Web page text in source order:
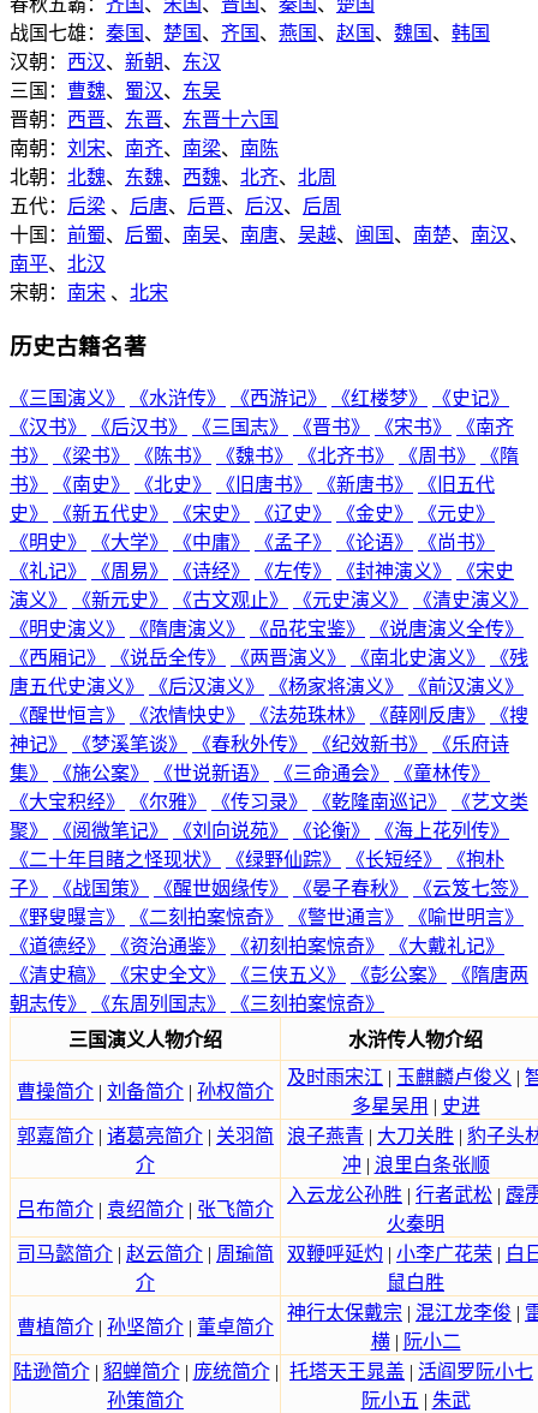
春秋五霸： 齐国 、 宋国 、 晋国 、 秦国 、 楚国
战国七雄： 秦国 、 楚国 、 齐国 、 燕国 、 赵国 、 魏国 、 韩国
汉朝： 西汉、 新朝、 东汉
三国： 曹魏、 蜀汉、 东吴
晋朝： 西晋、 东晋、 东晋十六国
南朝： 刘宋、 南齐、 南梁、 南陈
北朝： 北魏、 东魏、 西魏、 北齐、 北周
五代： 后梁 、 后唐、 后晋、 后汉、 后周
十国： 前蜀、 后蜀、 南吴、 南唐、 吴越、 闽国 、 南楚、 南汉、
南平、 北汉
宋朝： 南宋 、 北宋
历史古籍名著
《三国演义》 《水浒传》 《西游记》 《红楼梦》
《史记》
《汉书》
《后汉书》 《三国志》 《晋书》 《宋书》
《南齐
书》
《梁书》 《陈书》 《魏书》 《北齐书》 《周书》
《隋
书》
《南史》 《北史》 《旧唐书》 《新唐书》
《旧五代
史》
《新五代史》 《宋史》 《辽史》 《金史》
《元史》
《明史》
《大学》 《中庸》 《孟子》 《论语》
《尚书》
《礼记》
《周易》 《诗经》 《左传》 《封神演义》
《宋史
演义》
《新元史》 《古文观止》 《元史演义》
《清史演义》
《明史演义》
《隋唐演义》 《品花宝鉴》
《说唐演义全传》
《西厢记》
《说岳全传》 《两晋演义》 《南北史演义》
《残
唐五代史演义》
《后汉演义》 《杨家将演义》
《前汉演义》
《醒世恒言》
《浓情快史》 《法苑珠林》 《薛刚反唐》
《搜
神记》
《梦溪笔谈》 《春秋外传》 《纪效新书》
《乐府诗
集》
《施公案》 《世说新语》 《三命通会》
《童林传》
《大宝积经》
《尔雅》 《传习录》 《乾隆南巡记》
《艺文类
聚》
《阅微笔记》 《刘向说苑》 《论衡》
《海上花列传》
《二十年目睹之怪现状》
《绿野仙踪》 《长短经》
《抱朴
子》
《战国策》 《醒世姻缘传》 《晏子春秋》
《云笈七签》
《野叟曝言》
《二刻拍案惊奇》 《警世通言》
《喻世明言》
《道德经》
《资治通鉴》 《初刻拍案惊奇》
《大戴礼记》
《清史稿》
《宋史全文》 《三侠五义》 《彭公案》
《隋唐两
朝志传》
《东周列国志》
《三刻拍案惊奇》
三国演义人物介绍
水浒传人物介绍
曹操简介 | 刘备简介 | 孙权简介
及时雨宋江 | 玉麒麟卢俊义 |
多星吴用 | 史进
郭嘉简介 | 诸葛亮简介 | 关羽简
介
浪子燕青 | 大刀关胜 | 豹子头
冲 | 浪里白条张顺
吕布简介 | 袁绍简介 | 张飞简介
入云龙公孙胜 | 行者武松 | 霹
火秦明
司马懿简介 | 赵云简介 | 周瑜简
介
双鞭呼延灼 | 小李广花荣 | 白
鼠白胜
曹植简介 | 孙坚简介 | 董卓简介
神行太保戴宗 | 混江龙李俊 |
横| 阮小二
陆逊简介| 貂蝉简介| 庞统简介|
孙策简介
托塔天王晁盖 | 活阎罗阮小七
阮小五 | 朱武